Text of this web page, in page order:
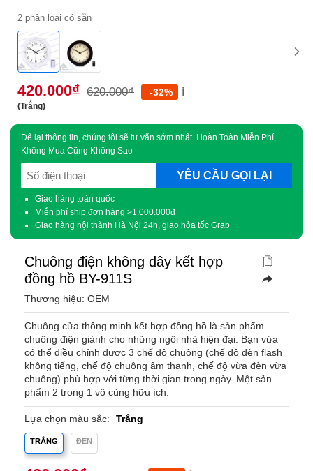
2 phân loại có sẵn
420.000₫ 620.000₫ -32% ℹ️
(Trắng)
Để lại thông tin, chúng tôi sẽ tư vấn sớm nhất. Hoàn Toàn Miễn Phí,
Không Mua Cũng Không Sao
SĐT
(Required)
Giao hàng toàn quốc
Miễn phí ship đơn hàng >1.000.000đ
Giao hàng nội thành Hà Nội 24h, giao hỏa tốc Grab
Chuông điện không dây kết hợp
đồng hồ BY-911S
Thương hiệu: OEM
Chuông cửa thông minh kết hợp đồng hồ là sản phẩm
chuông điện giành cho những ngôi nhà hiện đại. Bạn vừa
có thể điều chỉnh được 3 chế độ chuông (chế độ đèn flash
không tiếng, chế độ chuông âm thanh, chế độ vừa đèn vừa
chuông) phù hợp với từng thời gian trong ngày. Một sản
phẩm 2 trong 1 vô cùng hữu ích.
Lựa chọn màu sắc: Trắng
TRẮNG ĐEN